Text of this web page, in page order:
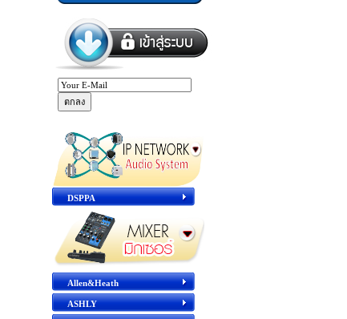
DSPPA
Allen&Heath
ASHLY